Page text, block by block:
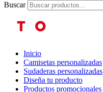
Buscar
Inicio
Camisetas personalizadas
Sudaderas personalizadas
Diseña tu producto
Productos promocionales